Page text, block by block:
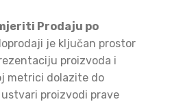
Prodaju po
je ključan prostor
proizvoda i
metrici dolazite do
proizvodi prave